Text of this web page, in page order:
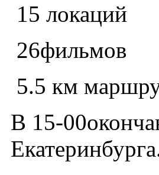
15 локаций
26фильмов
5.5 км
В 15-